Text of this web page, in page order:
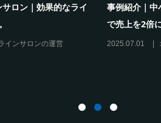
ーズ連載【運営者のお悩み解決】コ
ポイント！リスキリングサロン運営
3箇条